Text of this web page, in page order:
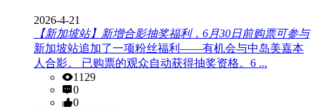
2026-4-21
【新加坡站】新增合影抽奖福利，6月30日前购票可参与
新加坡站追加了一项粉丝福利——有机会与中岛美嘉本
人合影。 已购票的观众自动获得抽奖资格。6 ...
1129
0
0